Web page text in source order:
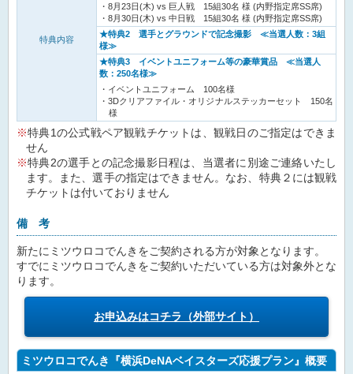
特典内容
8月23日(木) vs 巨人戦 15組30名 様 (内野指定席SS席)
8月30日(木) vs 中日戦 15組30名 様 (内野指定席SS席)
★特典2 選手とグラウンドで記念撮影 ≪当選人数：3組
様≫
★特典3 イベントユニフォーム等の豪華賞品 ≪当選人
数：250名様≫
イベントユニフォーム 100名様
3Dクリアファイル・オリジナルステッカーセット 150名
様
特典1の公式戦ペア観戦チケットは、観戦日のご指定はできま
せん
特典2の選手との記念撮影日程は、当選者に別途ご連絡いたし
ます。また、選手の指定はできません。なお、特典２には観戦
チケットは付いておりません
備 考
新たにミツウロコでんきをご契約される方が対象となります。
すでにミツウロコでんきをご契約いただいている方は対象外とな
ります。
お申込みはコチラ（外部サイト）
ミツウロコでんき『横浜DeNAベイスターズ応援プラン』概要